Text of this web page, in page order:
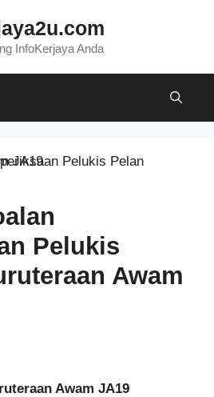
InfoKerjaya Anda
Pelukis
Awam
Awam JA19